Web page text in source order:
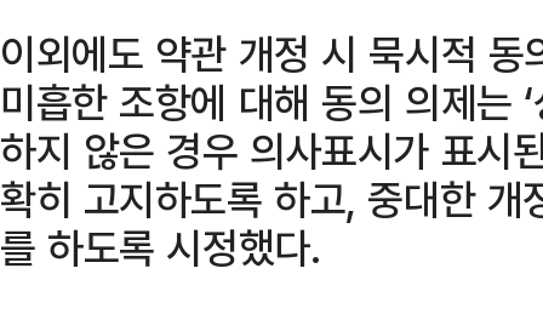
이외에도 약관 개정 시 묵시적
미흡한 조항에 대해 동의 의제는
하지 않은 경우 의사표시가 표시
확히 고지하도록 하고, 중대한
를 하도록 시정했다.